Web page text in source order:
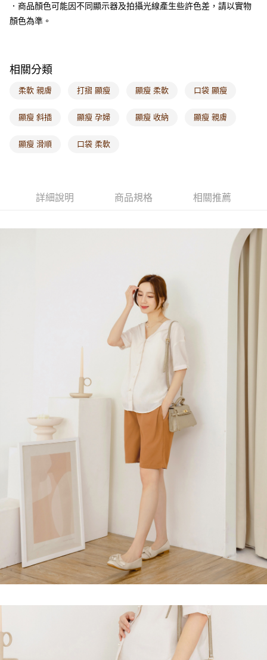
付款後門市自取
每筆NT$60，滿NT$1,000(含以上)免運費
海外配送-其他亞洲地區
海外配送-歐美地區 查看運費
．商品顏色可能因不同顯示器及拍攝光線產生些許色差，請以實物
顏色為準。
相關分類
柔軟 親膚 打摺 顯瘦 顯瘦 柔軟 口袋 顯瘦
顯瘦 斜插 顯瘦 孕婦 顯瘦 收納 顯瘦 親膚
顯瘦 滑順 口袋 柔軟
詳細說明 商品規格 相關推薦